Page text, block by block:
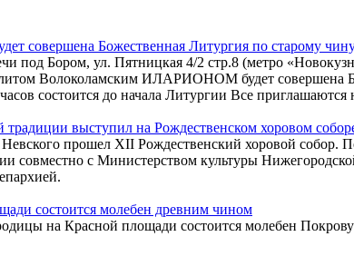
совершена Божественная Литургия по старому
под Бором, ул. Пятницкая 4/2 стр.8 (метро
Волоколамским ИЛАРИОНОМ будет совершена
состоится до начала Литургии Все приглашаются
выступил на Рождественском хоровом
Невского прошел XII Рождественский хоровой
совместно с Министерством культуры
состоится молебен древним чином
на Красной площади состоится молебен